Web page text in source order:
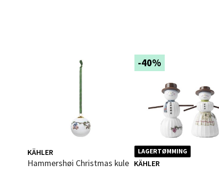
KÄHLER
Hammershøi Christmas kule
-40%
LAGERTØMMING
KÄHLER
Thon
Åpent i
5 i